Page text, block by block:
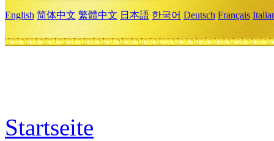
English 简体中文 繁體中文 日本語 한국어 Deutsch Français
Startseite